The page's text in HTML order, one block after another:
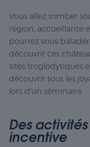
Vous allez tomber
région, accueillante
pourrez vous
découvrir ces
sites troglodytiques
découvrir tous les
lors d’un séminaire.
Des
incentive